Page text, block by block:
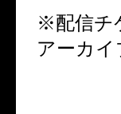
※配信チ
アーカイ